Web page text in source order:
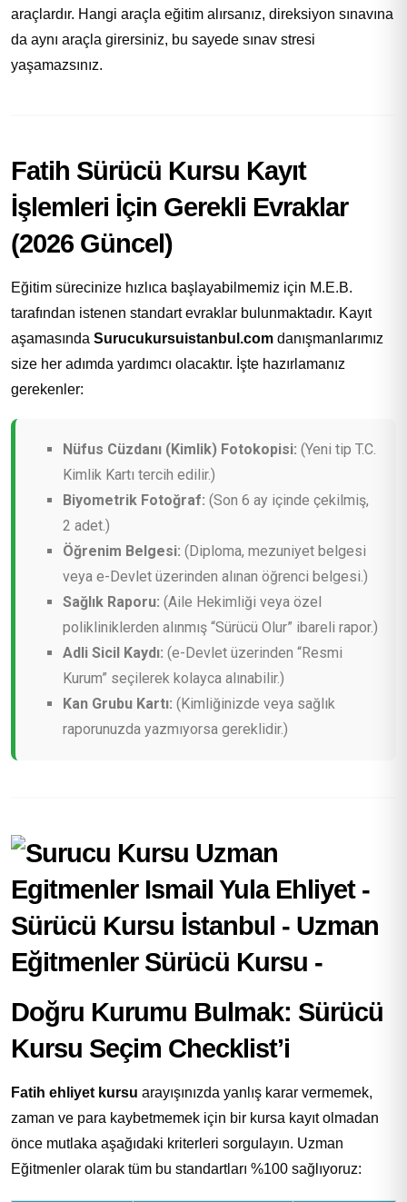
araçlardır. Hangi araçla eğitim alırsanız, direksiyon sınavına
da aynı araçla girersiniz, bu sayede sınav stresi
yaşamazsınız.
Fatih Sürücü Kursu Kayıt
İşlemleri İçin Gerekli Evraklar
(2026 Güncel)
Eğitim sürecinize hızlıca başlayabilmemiz için M.E.B.
tarafından istenen standart evraklar bulunmaktadır. Kayıt
aşamasında Surucukursuistanbul.com danışmanlarımız
size her adımda yardımcı olacaktır. İşte hazırlamanız
gerekenler:
Nüfus Cüzdanı (Kimlik) Fotokopisi: (Yeni tip T.C.
Kimlik Kartı tercih edilir.)
Biyometrik Fotoğraf: (Son 6 ay içinde çekilmiş,
2 adet.)
Öğrenim Belgesi: (Diploma, mezuniyet belgesi
veya e-Devlet üzerinden alınan öğrenci belgesi.)
Sağlık Raporu: (Aile Hekimliği veya özel
polikliniklerden alınmış “Sürücü Olur” ibareli rapor.)
Adli Sicil Kaydı: (e-Devlet üzerinden “Resmi
Kurum” seçilerek kolayca alınabilir.)
Kan Grubu Kartı: (Kimliğinizde veya sağlık
raporunuzda yazmıyorsa gereklidir.)
Doğru Kurumu Bulmak: Sürücü
Kursu Seçim Checklist’i
Fatih ehliyet kursu arayışınızda yanlış karar vermemek,
zaman ve para kaybetmemek için bir kursa kayıt olmadan
önce mutlaka aşağıdaki kriterleri sorgulayın. Uzman
Eğitmenler olarak tüm bu standartları %100 sağlıyoruz: